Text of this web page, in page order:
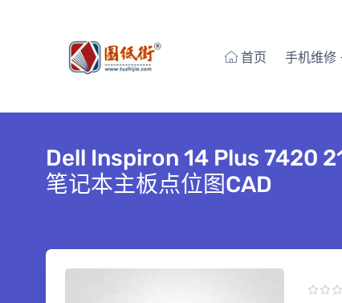
首页 手机维修
Dell Inspiron 14 Plus 7420
笔记本主板点位图CAD